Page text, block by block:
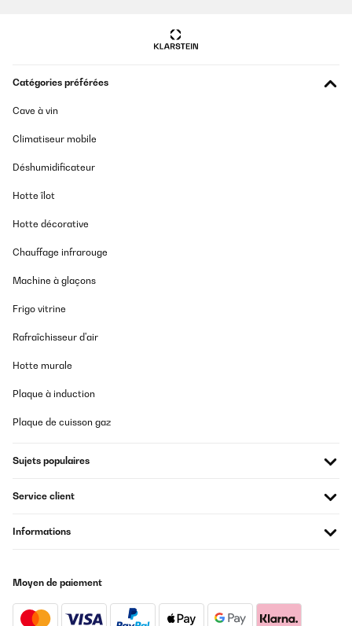
Catégories préférées
Cave à vin
Climatiseur mobile
Déshumidificateur
Hotte îlot
Hotte décorative
Chauffage infrarouge
Machine à glaçons
Frigo vitrine
Rafraîchisseur d'air
Hotte murale
Plaque à induction
Plaque de cuisson gaz
Sujets populaires
Service client
Informations
Moyen de paiement